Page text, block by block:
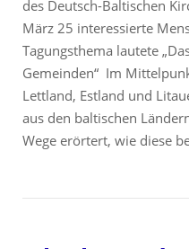
des Deutsch-Baltischen
März 25 interessierte
Tagungsthema lautete
Gemeinden“ Im
Lettland, Estland und
aus den baltischen
Wege erörtert, wie diese